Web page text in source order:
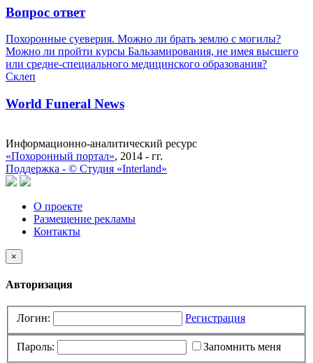
Вопрос ответ
Похоронные суеверия. Можно ли брать землю с могилы?
Можно ли пройти курсы Бальзамирования, не имея высшего
или средне-специального медицинского образования?
Склеп
World Funeral News
Информационно-аналитический ресурс
«Похоронный портал», 2014 - гг.
Поддержка - © Cтудия «Interland»
О проекте
Размещение рекламы
Контакты
×
Авторизация
Логин: Регистрация
Пароль: Запомнить меня